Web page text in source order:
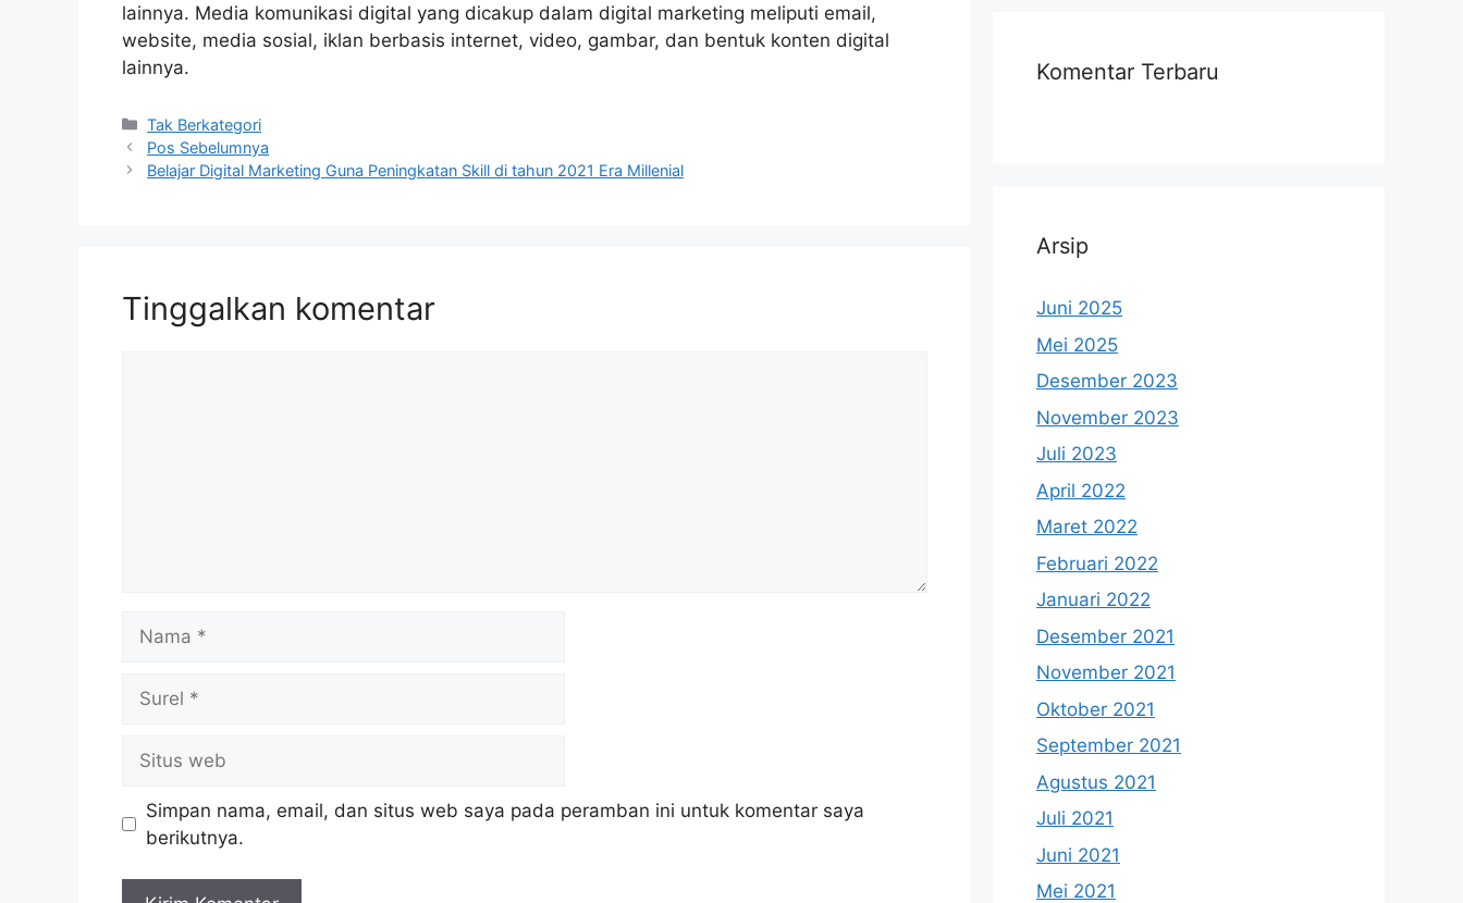
lainnya. Media komunikasi digital yang dicakup dalam digital marketing meliputi email,
website, media sosial, iklan berbasis internet, video, gambar, dan bentuk konten digital
lainnya.
Kategori
Tak Berkategori
Pos Sebelumnya
Belajar Digital Marketing Guna Peningkatan Skill di tahun 2021 Era Millenial
Tinggalkan komentar
web
Simpan nama, email, dan situs web saya pada peramban ini untuk komentar saya
berikutnya.
Komentar Terbaru
Arsip
Juni 2025
Mei 2025
Desember 2023
November 2023
Juli 2023
April 2022
Maret 2022
Februari 2022
Januari 2022
Desember 2021
November 2021
Oktober 2021
September 2021
Agustus 2021
Juli 2021
Juni 2021
Mei 2021